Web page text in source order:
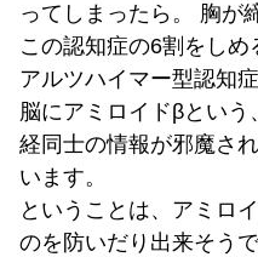
ってしまったら。 胸が
この認知症の6割をしめ
アルツハイマー型認知
脳にアミロイドβとい
経同士の情報が邪魔さ
います。
ということは、アミロ
のを防いだり出来そうで